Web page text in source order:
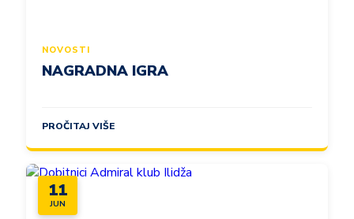
NOVOSTI
NAGRADNA IGRA
PROČITAJ VIŠE
11
JUN